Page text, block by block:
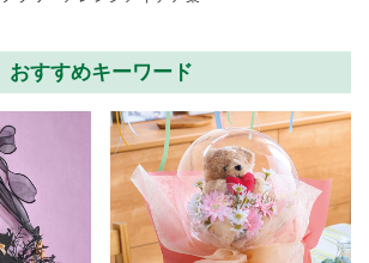
おすすめキーワード